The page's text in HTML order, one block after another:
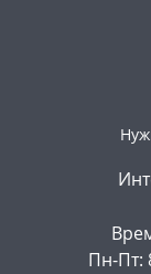
Пн-Пт: